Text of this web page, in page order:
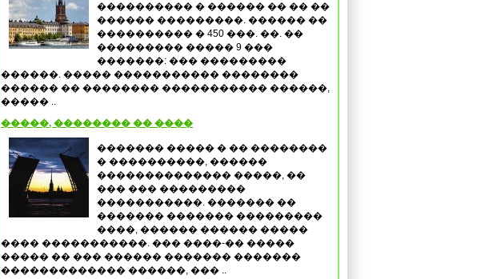
���������� � ������ �� �� ��
������ ���������. ������ ��
���������� � 450 ���. ��. ��
��������� ����� 9 ���
�������: ��� ���������
������. ����� ����������� ��������
������ �� �������� ����������� ������,
����� ..
�����, �������� �� ����
������� ����� � �� ��������
� ����������, ������
�������������� �����, ��
��� ��� ���������
�����������. ������� ��
������� ������� ���������
����, ������ ������ �����
���� �����������. ��� ����-�� �����
����� �� ��� ������ ������� �������
������������� ������, ��� ..